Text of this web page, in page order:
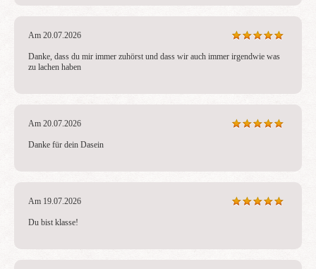
Am 20.07.2026
Danke, dass du mir immer zuhörst und dass wir auch immer irgendwie was
zu lachen haben
Am 20.07.2026
Danke für dein Dasein
Am 19.07.2026
Du bist klasse!